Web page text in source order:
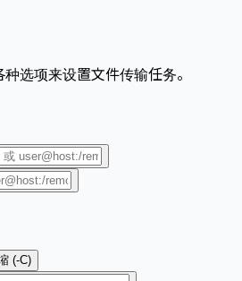
选项来设置文件传输任务。
(-C)